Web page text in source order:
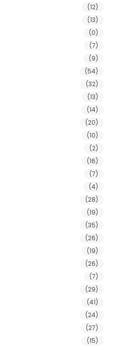
(12)
(13)
(0)
(7)
(9)
(54)
(32)
(13)
(14)
(20)
(10)
(2)
(16)
(7)
(4)
(28)
(19)
(35)
(26)
(19)
(26)
(7)
(29)
(41)
(24)
(27)
(15)